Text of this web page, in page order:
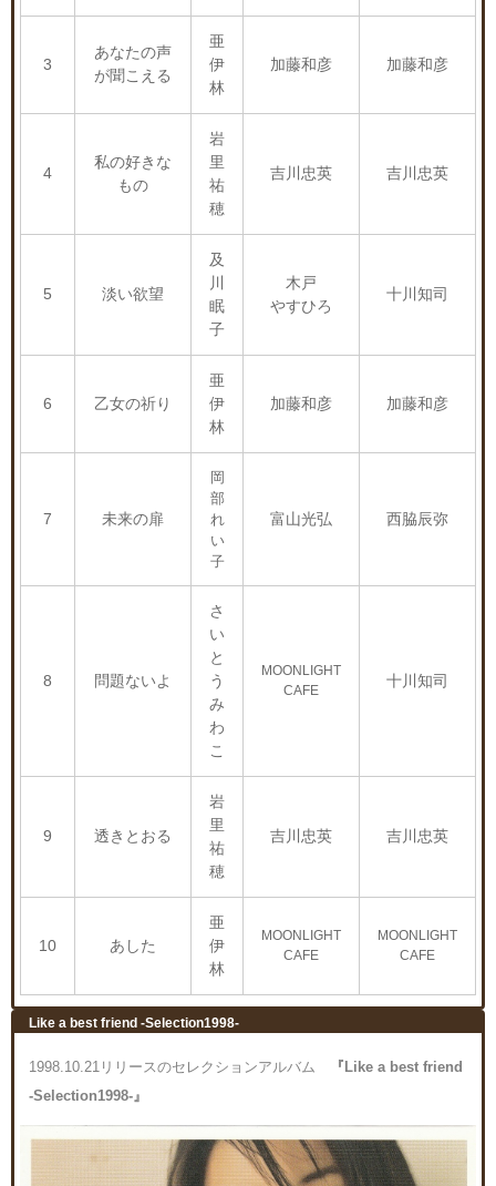
3
あなたの声
が聞こえる
亜
伊
林
加藤和彦 加藤和彦
4
私の好きな
もの
岩
里
祐
穂
吉川忠英 吉川忠英
5 淡い欲望
及
川
眠
子
木戸
やすひろ
十川知司
6 乙女の祈り
亜
伊
林
加藤和彦 加藤和彦
7 未来の扉
岡
部
れ
い
子
富山光弘 西脇辰弥
8 問題ないよ
さ
い
と
う
み
わ
こ
MOONLIGHT
CAFE
十川知司
9 透きとおる
岩
里
祐
穂
吉川忠英 吉川忠英
10 あした
亜
伊
林
MOONLIGHT
CAFE
MOONLIGHT
CAFE
Like a best friend -Selection1998-
1998.10.21リリースのセレクションアルバム
『Like a best friend
-Selection1998-』